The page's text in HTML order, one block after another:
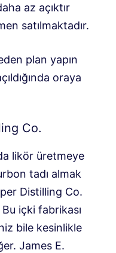
az açıktır
satılmaktadır.
plan yapın
oraya
Co.
likör üretmeye
tadı almak
Distilling Co.
içki fabrikası
bile kesinlikle
James E.